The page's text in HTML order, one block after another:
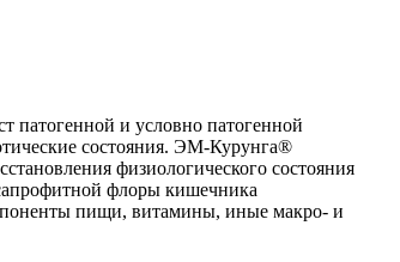
патогенной и условно патогенной
состояния. ЭМ-Курунга®
физиологического состояния
флоры кишечника
пищи, витамины, иные макро- и